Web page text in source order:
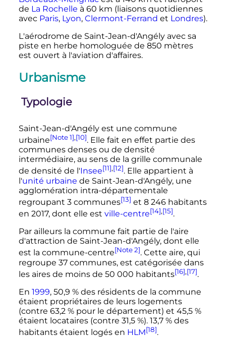
de La Rochelle à 60 km (liaisons quotidiennes
avec Paris, Lyon, Clermont-Ferrand et Londres).
L'aérodrome de Saint-Jean-d'Angély avec sa
piste en herbe homologuée de 850 mètres
est ouvert à l'aviation d'affaires.
Urbanisme
Typologie
Saint-Jean-d'Angély est une commune
urbaine[Note 1],[10]. Elle fait en effet partie des
communes denses ou de densité
intermédiaire, au sens de la grille communale
de densité de l'Insee[11],[12]. Elle appartient à
l'unité urbaine de Saint-Jean-d'Angély, une
agglomération intra-départementale
regroupant 3 communes[13] et 8 246 habitants
en 2017, dont elle est ville-centre[14],[15].
Par ailleurs la commune fait partie de l'aire
d'attraction de Saint-Jean-d'Angély, dont elle
est la commune-centre[Note 2]. Cette aire, qui
regroupe 37 communes, est catégorisée dans
les aires de moins de 50 000 habitants[16],[17].
En 1999, 50,9 % des résidents de la commune
étaient propriétaires de leurs logements
(contre 63,2 % pour le département) et 45,5 %
étaient locataires (contre 31,5 %). 13,7 % des
habitants étaient logés en HLM[18].